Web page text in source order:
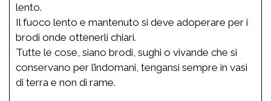
lento.
Il fuoco lento e mantenuto si deve adoperare per i
brodi onde ottenerli chiari.
Tutte le cose, siano brodi, sughi o vivande che si
conservano per l’indomani, tengansi sempre in vasi
di terra e non di rame.